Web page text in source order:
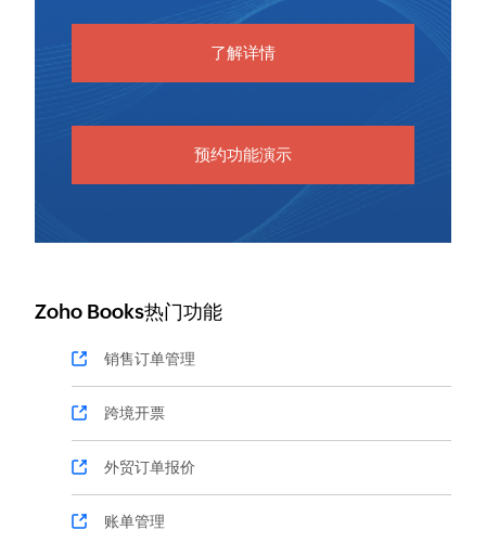
了解详情
预约功能演示
Zoho Books热门功能
销售订单管理
跨境开票
外贸订单报价
账单管理